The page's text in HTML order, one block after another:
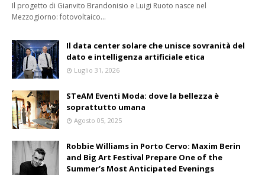
Il progetto di Gianvito Brandonisio e Luigi Ruoto nasce nel
Mezzogiorno: fotovoltaico…
Il data center solare che unisce sovranità del
dato e intelligenza artificiale etica
Luglio 31, 2026
STeAM Eventi Moda: dove la bellezza è
soprattutto umana
Agosto 05, 2025
Robbie Williams in Porto Cervo: Maxim Berin
and Big Art Festival Prepare One of the
Summer’s Most Anticipated Evenings